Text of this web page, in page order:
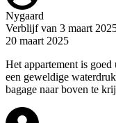
Nygaard
Verblijf van 3 maart
20 maart 2025
Het appartement is
een geweldige
bagage naar boven te